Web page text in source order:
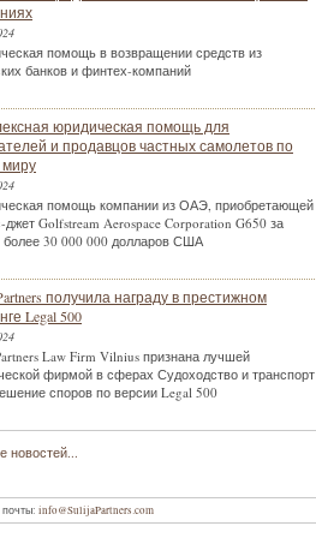
помощь в возвращении средств из
банков и финтех-компаний
юридическая помощь для
и продавцов частных самолетов по
миру
помощь компании из ОАЭ, приобретающей
джет Golfstream Aerospace Corporation G650 за
30 000 000 долларов США
получила награду в престижном
Legal 500
Law Firm Vilnius признана лучшей
фирмой в сферах Судоходство и транспорт
споров по версии Legal 500
новостей...
info@SulijaPartners.com